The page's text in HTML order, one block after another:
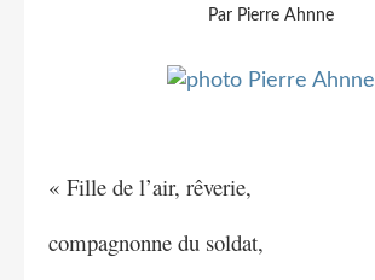
Par Pierre Ahnne
« Fille de l’air, rêverie,
compagnonne du soldat,